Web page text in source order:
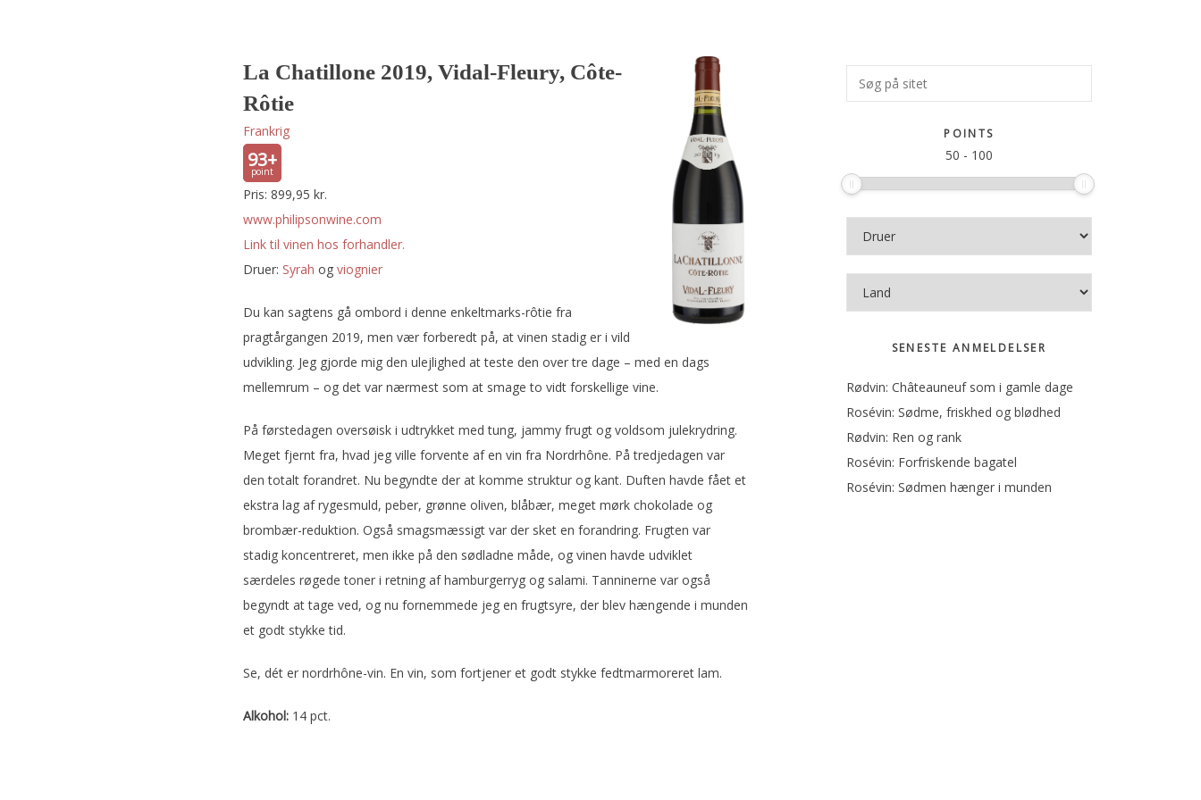
La Chatillone 2019, Vidal-Fleury, Côte-
Rôtie
Frankrig
93+
Pris: 899,95 kr.
www.philipsonwine.com
Link til vinen hos forhandler.
Druer:
syrah og viognier
Du kan sagtens gå ombord i denne enkeltmarks-rôtie fra
pragtårgangen 2019, men vær forberedt på, at vinen stadig er i vild
udvikling. Jeg gjorde mig den ulejlighed at teste den over tre dage – med en dags
mellemrum – og det var nærmest som at smage to vidt forskellige vine.
På førstedagen oversøisk i udtrykket med tung, jammy frugt og voldsom julekrydring.
Meget fjernt fra, hvad jeg ville forvente af en vin fra Nordrhône. På tredjedagen var
den totalt forandret. Nu begyndte der at komme struktur og kant. Duften havde fået et
ekstra lag af rygesmuld, peber, grønne oliven, blåbær, meget mørk chokolade og
brombær-reduktion. Også smagsmæssigt var der sket en forandring. Frugten var
stadig koncentreret, men ikke på den sødladne måde, og vinen havde udviklet
særdeles røgede toner i retning af hamburgerryg og salami. Tanninerne var også
begyndt at tage ved, og nu fornemmede jeg en frugtsyre, der blev hængende i munden
et godt stykke tid.
Se, dét er nordrhône-vin. En vin, som fortjener et godt stykke fedtmarmoreret lam.
Alkohol: 14 pct.
Primær
Sidebar
Søg
på
POINTS
50 - 100
SENESTE ANMELDELSER
Rødvin: Châteauneuf som i gamle dage
Rosévin: Sødme, friskhed og blødhed
Rødvin: Ren og rank
Rosévin: Forfriskende bagatel
Rosévin: Sødmen hænger i munden